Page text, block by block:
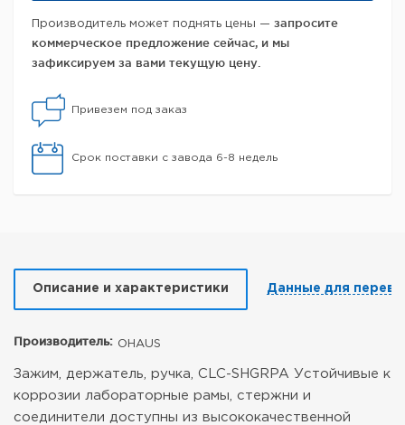
Производитель может поднять цены — запросите
коммерческое предложение сейчас, и мы
зафиксируем за вами текущую цену.
Привезем под заказ
Срок поставки с завода 6-8 недель
Описание и характеристики Данные для
Производитель: OHAUS
Зажим, держатель, ручка, CLC-SHGRPA Устойчивые к
коррозии лабораторные рамы, стержни и
соединители доступны из высококачественной